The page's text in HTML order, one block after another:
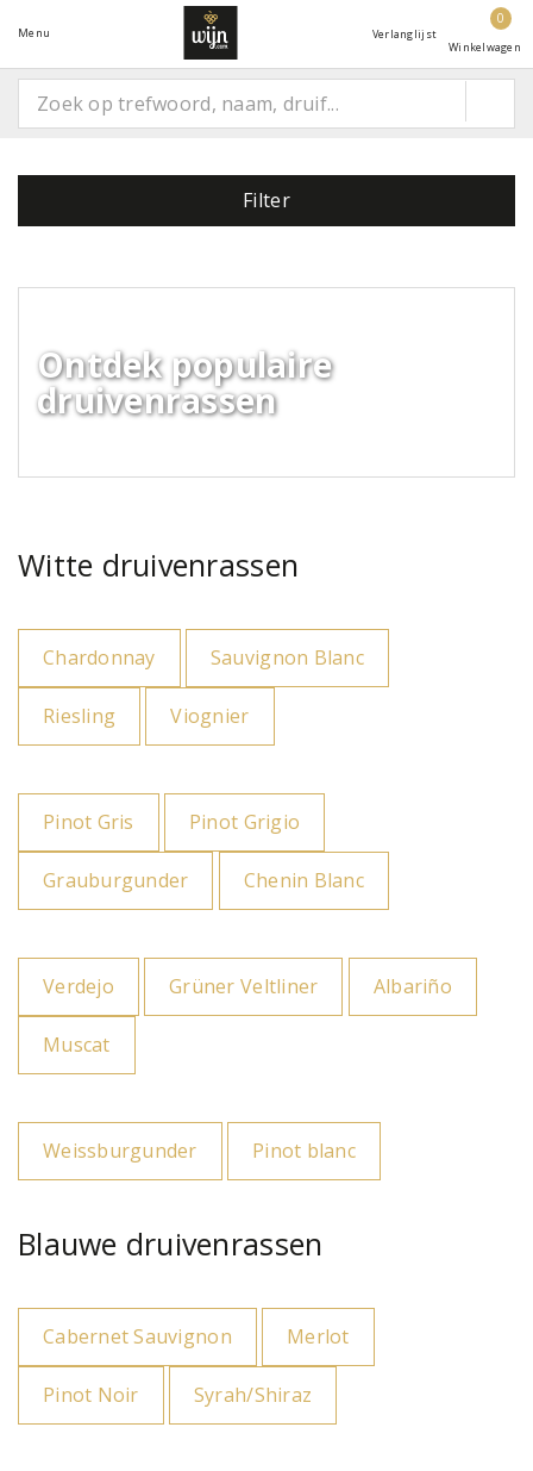
Menu Verlanglijst
0
Winkelwagen
Filter
Ontdek populaire
druivenrassen
Witte druivenrassen
Chardonnay Sauvignon Blanc
Riesling Viognier
Pinot Gris Pinot Grigio
Grauburgunder Chenin Blanc
Verdejo Grüner Veltliner Albariño
Muscat
Weissburgunder Pinot blanc
Blauwe druivenrassen
Cabernet Sauvignon Merlot
Pinot Noir Syrah/Shiraz